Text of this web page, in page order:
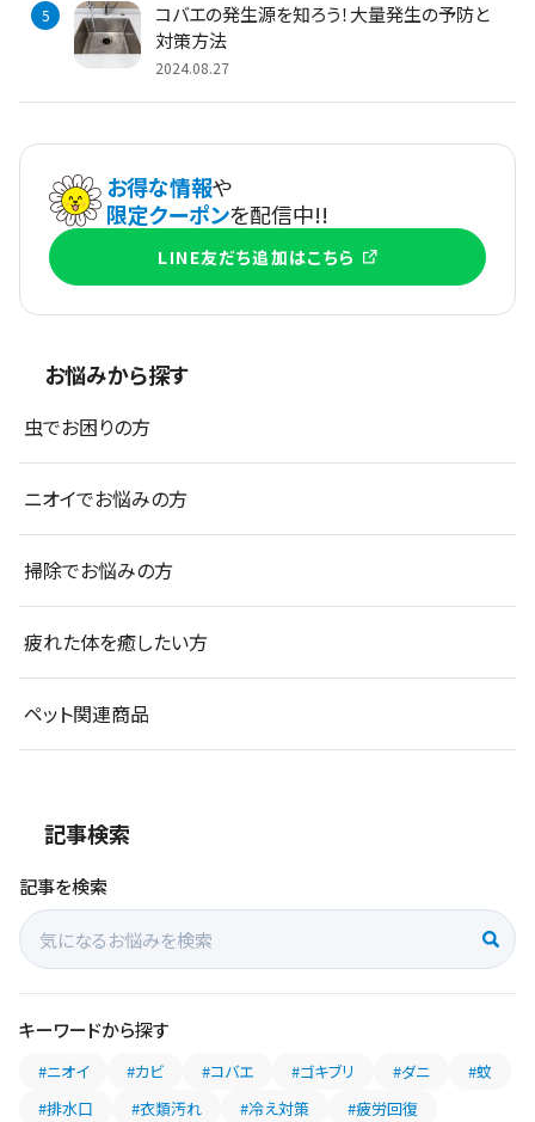
コバエの発生源を知ろう！大量発生の予防と
対策方法
2024.08.27
お得な情報や
限定クーポンを配信中!!
LINE友だち追加はこちら
お悩みから探す
虫でお困りの方
ニオイでお悩みの方
掃除でお悩みの方
疲れた体を癒したい方
ペット関連商品
記事検索
記事を検索
キーワードから探す
#ニオイ #カビ #コバエ #ゴキブリ #ダニ
#蚊
#排水口
#衣類汚れ #冷え対策
#疲労回復